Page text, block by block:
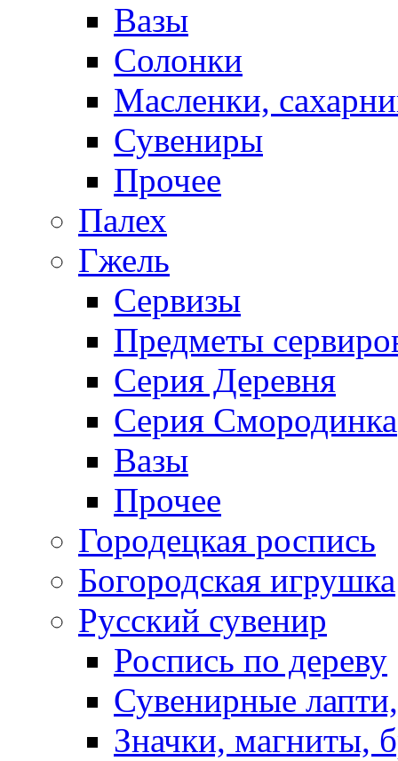
Вазы
Солонки
Масленки,
Сувениры
Прочее
Палех
Гжель
Сервизы
Предметы
Серия Деревня
Серия Смородинка
Вазы
Прочее
Городецкая роспись
Богородская игрушка
Русский сувенир
Роспись по дереву
Сувенирные
Значки, магниты,